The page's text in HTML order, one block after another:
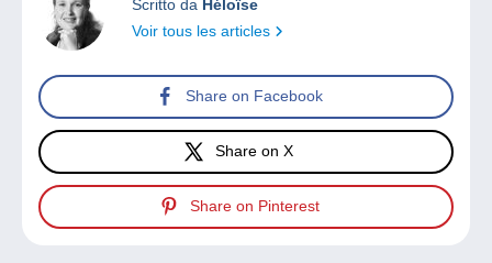
Scritto da Héloïse
Voir tous les articles
Share on Facebook
Share on X
Share on Pinterest